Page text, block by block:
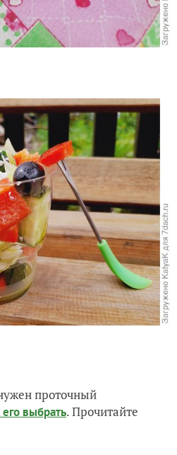
проточный
его выбрать. Прочитайте